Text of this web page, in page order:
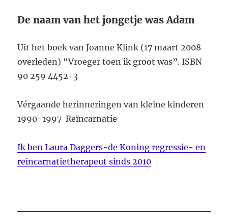
De naam van het jongetje was Adam
Uit het boek van Joanne Klink (17 maart 2008
overleden) “Vroeger toen ik groot was”. ISBN
90 259 4452-3
Vérgaande herinneringen van kleine kinderen
1990-1997 Reïncarnatie
Ik ben Laura Daggers-de Koning regressie- en
reincarnatietherapeut sinds 2010